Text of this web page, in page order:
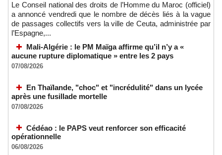
Le Conseil national des droits de l’Homme du Maroc (officiel)
a annoncé vendredi que le nombre de décès liés à la vague
de passages collectifs vers la ville de Ceuta, administrée par
l’Espagne,...
Mali-Algérie : le PM Maïga affirme qu’il n’y a «
aucune rupture diplomatique » entre les 2 pays
07/08/2026
En Thaïlande, "choc" et "incrédulité" dans un lycée
après une fusillade mortelle
07/08/2026
Cédéao : le PAPS veut renforcer son efficacité
opérationnelle
06/08/2026